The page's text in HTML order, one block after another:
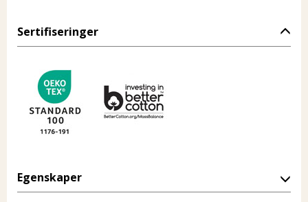
Sertifiseringer
Egenskaper